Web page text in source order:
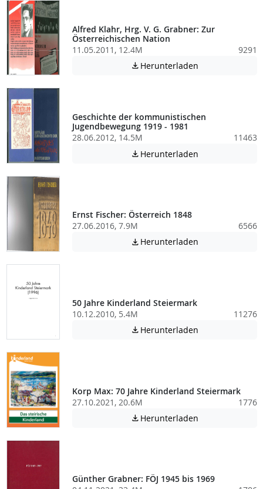
Alfred Klahr, Hrg. V. G. Grabner: Zur
Österreichischen Nation
11.05.2011, 12.4M
9291
 Herunterladen
Geschichte der kommunistischen
Jugendbewegung 1919 - 1981
28.06.2012, 14.5M
11463
 Herunterladen
Ernst Fischer: Österreich 1848
27.06.2016, 7.9M
6566
 Herunterladen
50 Jahre Kinderland Steiermark
10.12.2010, 5.4M
11276
 Herunterladen
Korp Max: 70 Jahre Kinderland Steiermark
27.10.2021, 20.6M
1776
 Herunterladen
Günther Grabner: FÖJ 1945 bis 1969